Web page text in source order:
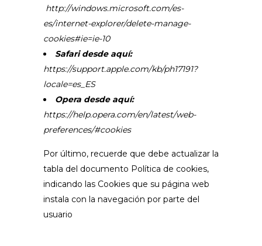
http://windows.microsoft.com/es-
es/internet-explorer/delete-manage-
cookies#ie=ie-10
Safari desde aquí:
https://support.apple.com/kb/ph17191?
locale=es_ES
Opera desde aquí:
https://help.opera.com/en/latest/web-
preferences/#cookies
Por último, recuerde que debe actualizar la
tabla del documento Política de cookies,
indicando las Cookies que su página web
instala con la navegación por parte del
usuario